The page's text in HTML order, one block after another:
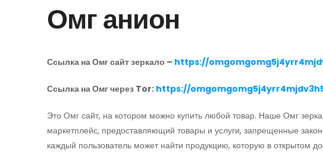
Омг анион
Ссылка на Омг сайт зеркало – https://
Ссылка на Омг через Tor: https://
Это Омг сайт, на котором можно купить любой товар. Наше Омг
маркетплейс, предоставляющий товары и услуги, запрещенные
каждый пользователь может найти продукцию, которую в открытом